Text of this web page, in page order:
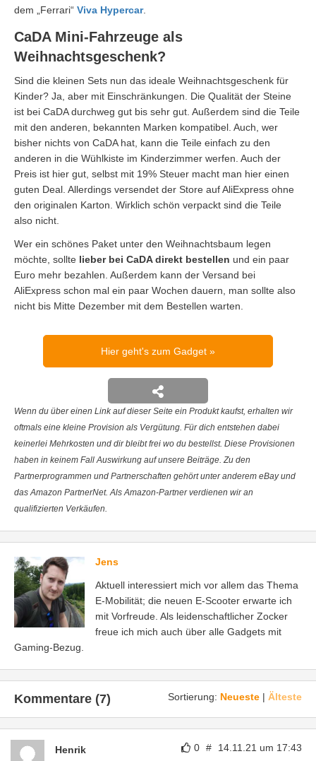
dem „Ferrari“ Viva Hypercar.
CaDA Mini-Fahrzeuge als
Weihnachtsgeschenk?
Sind die kleinen Sets nun das ideale Weihnachtsgeschenk für
Kinder? Ja, aber mit Einschränkungen. Die Qualität der Steine
ist bei CaDA durchweg gut bis sehr gut. Außerdem sind die Teile
mit den anderen, bekannten Marken kompatibel. Auch, wer
bisher nichts von CaDA hat, kann die Teile einfach zu den
anderen in die Wühlkiste im Kinderzimmer werfen. Auch der
Preis ist hier gut, selbst mit 19% Steuer macht man hier einen
guten Deal. Allerdings versendet der Store auf AliExpress ohne
den originalen Karton. Wirklich schön verpackt sind die Teile
also nicht.
Wer ein schönes Paket unter den Weihnachtsbaum legen
möchte, sollte lieber bei CaDA direkt bestellen und ein paar
Euro mehr bezahlen. Außerdem kann der Versand bei
AliExpress schon mal ein paar Wochen dauern, man sollte also
nicht bis Mitte Dezember mit dem Bestellen warten.
Hier geht's zum Gadget
Wenn du über einen Link auf dieser Seite ein Produkt kaufst, erhalten wir
oftmals eine kleine Provision als Vergütung. Für dich entstehen dabei
keinerlei Mehrkosten und dir bleibt frei wo du bestellst. Diese Provisionen
haben in keinem Fall Auswirkung auf unsere Beiträge. Zu den
Partnerprogrammen und Partnerschaften gehört unter anderem eBay und
das Amazon PartnerNet. Als Amazon-Partner verdienen wir an
qualifizierten Verkäufen.
Jens
Aktuell interessiert mich vor allem das Thema
E-Mobilität; die neuen E-Scooter erwarte ich
mit Vorfreude. Als leidenschaftlicher Zocker
freue ich mich auch über alle Gadgets mit
Gaming-Bezug.
Sortierung: Neueste | Älteste
Kommentare (7)
0 # 14.11.21 um 17:43
Henrik